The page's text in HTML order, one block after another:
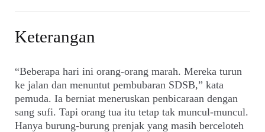
Keterangan
“Beberapa hari ini orang-orang marah. Mereka turun
ke jalan dan menuntut pembubaran SDSB,” kata
pemuda. Ia berniat meneruskan penbicaraan dengan
sang sufi. Tapi orang tua itu tetap tak muncul-muncul.
Hanya burung-burung prenjak yang masih berceloteh